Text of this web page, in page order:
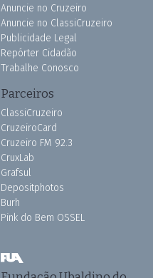
Anuncie no Cruzeiro
Anuncie no ClassiCruzeiro
Publicidade Legal
Repórter Cidadão
Trabalhe Conosco
Parceiros
ClassiCruzeiro
CruzeiroCard
Cruzeiro FM 92.3
CruxLab
Grafsul
Depositphotos
Burh
Pink do Bem OSSEL